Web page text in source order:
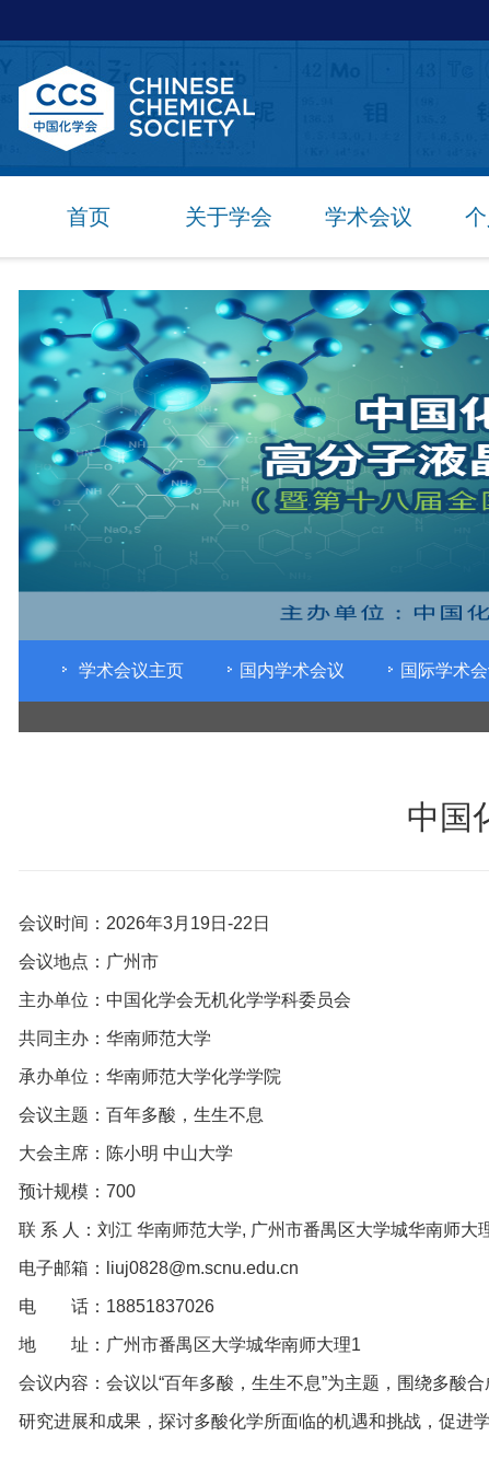
首页 关于学会 学术会议
学术会议主页 国内学术会议 国际学术
中国
会议时间：2026年3月19日-22日
会议地点：广州市
主办单位：中国化学会无机化学学科委员会
共同主办：华南师范大学
承办单位：华南师范大学化学学院
会议主题：百年多酸，生生不息
大会主席：陈小明 中山大学
预计规模：700
联 系 人：刘江 华南师范大学, 广州市番禺区大学城华南师
电子邮箱：liuj0828@m.scnu.edu.cn
电 话：18851837026
地 址：广州市番禺区大学城华南师大理1
会议内容：会议以“百年多酸，生生不息”为主题，围绕多酸
研究进展和成果，探讨多酸化学所面临的机遇和挑战，促进